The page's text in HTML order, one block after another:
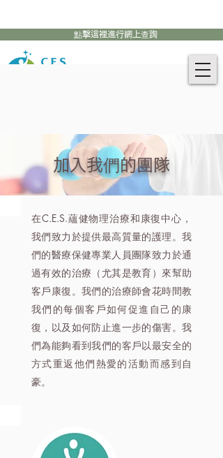
點擊這裡進行網上查詢
加入我們的團隊
在C.E.S.蘊健物理治療和康復中心，
我們致力於提供最高質量的護理。我
們的醫療保健專業人員團隊致力於通
過有效的治療（尤其是教育）來幫助
客戶康復。我們的治療師會花時間教
我們的每個客戶如何促進自己的康
復，以及如何防止進一步的傷害。我
們為能夠看到我們的客戶以最安全的
方式重返他們熱愛的活動而感到自
豪。